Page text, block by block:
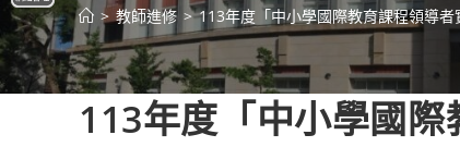
> 教師進修 > 113年度「中小學國際教育課程領導
113年度「中小學國